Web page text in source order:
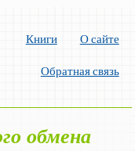
Книги О сайте
Обратная связь
обмена